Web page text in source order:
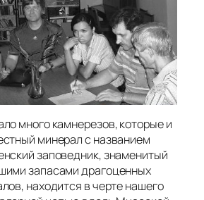
много камнерезов, которые и
минерал с названием
заповедник, знаменитый
запасами драгоценных
находится в черте нашего